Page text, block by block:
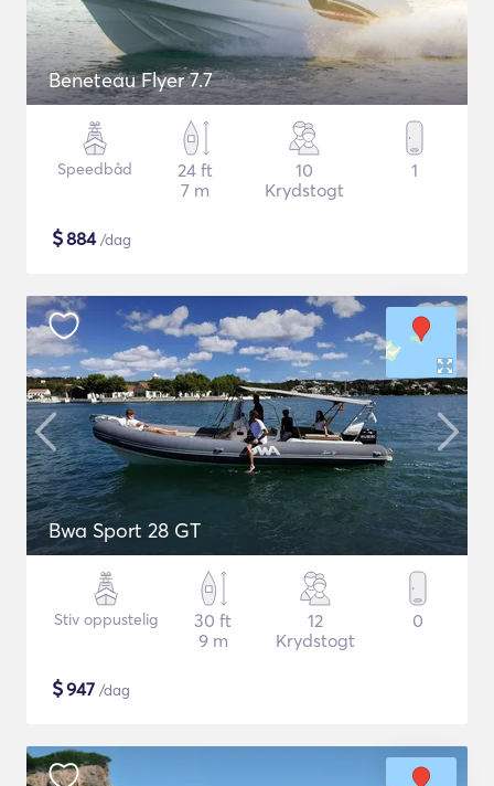
Beneteau Flyer 7.7
Speedbåd
24 ft
7 m
10
Krydstogt
1
$884/dag
Bwa Sport 28 GT
Stiv oppustelig
30 ft
9 m
12
Krydstogt
0
$947 /dag